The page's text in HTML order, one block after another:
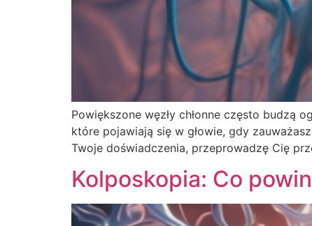
Powiększone węzły chłonne często budzą
które pojawiają się w głowie, gdy
Twoje doświadczenia, przeprowadzę Cię
Kolposkopia: Co